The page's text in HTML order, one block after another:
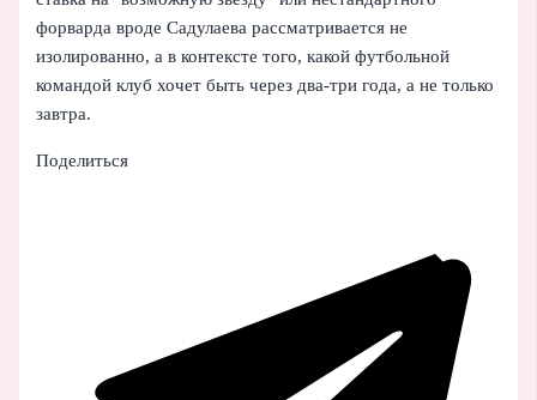
форварда вроде Садулаева рассматривается не
изолированно, а в контексте того, какой футбольной
командой клуб хочет быть через два-три года, а не только
завтра.
Поделиться